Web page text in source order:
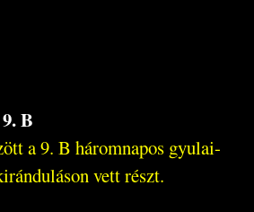
B
a 9. B háromnapos gyulai-
vett részt.